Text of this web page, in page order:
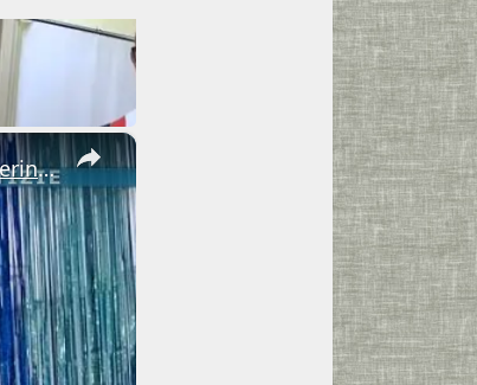
×
Adrano. Interessante incontro al liceo “Verga” con il prof. Fabio Gamberini. Studenti del Linguistic